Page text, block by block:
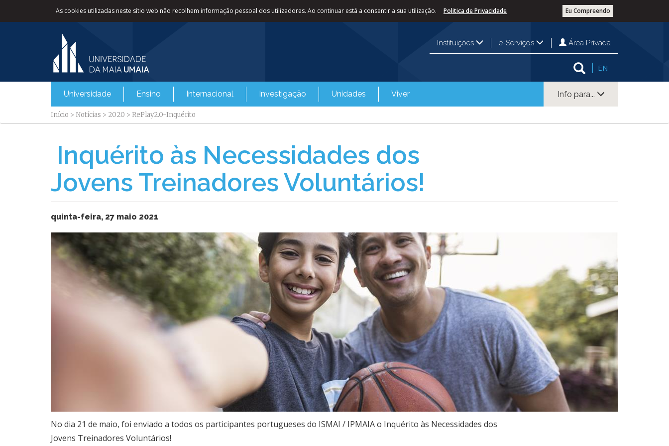
As cookies utilizadas neste sítio web não recolhem informação pessoal dos utilizadores. Ao continuar está a consentir a sua utilização. Eu Compreendo
Politica de Privacidade
Instituições e-Serviços Área Privada
EN
Universidade Ensino Internacional Investigação Unidades Viver Info para...
Início > Notícias > 2020 > RePlay2.0-Inquérito
Inquérito às Necessidades dos
Jovens Treinadores Voluntários!
quinta-feira, 27 maio 2021
​No dia 21 de maio, foi enviado a todos os participantes portugueses do ISMAI / IPMAIA o Inquérito às Necessidades dos
Jovens Treinadores Voluntários!